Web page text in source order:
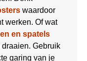
waardoor
werken. Of wat
en spatels
Gebruik
garing van je